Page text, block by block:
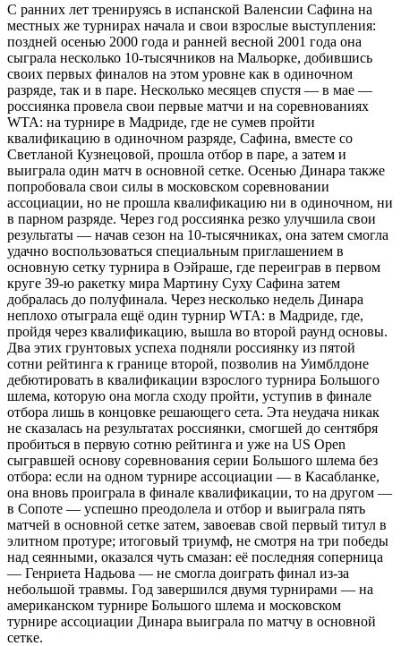
С ранних лет тренируясь в испанской Валенсии Сафина на
местных же турнирах начала и свои взрослые выступления:
поздней осенью 2000 года и ранней весной 2001 года она
сыграла несколько 10-тысячников на Мальорке, добившись
своих первых финалов на этом уровне как в одиночном
разряде, так и в паре. Несколько месяцев спустя — в мае —
россиянка провела свои первые матчи и на соревнованиях
WTA: на турнире в Мадриде, где не сумев пройти
квалификацию в одиночном разряде, Сафина, вместе со
Светланой Кузнецовой, прошла отбор в паре, а затем и
выиграла один матч в основной сетке. Осенью Динара также
попробовала свои силы в московском соревновании
ассоциации, но не прошла квалификацию ни в одиночном, ни
в парном разряде. Через год россиянка резко улучшила свои
результаты — начав сезон на 10-тысячниках, она затем смогла
удачно воспользоваться специальным приглашением в
основную сетку турнира в Оэйраше, где переиграв в первом
круге 39-ю ракетку мира Мартину Суху Сафина затем
добралась до полуфинала. Через несколько недель Динара
неплохо отыграла ещё один турнир WTA: в Мадриде, где,
пройдя через квалификацию, вышла во второй раунд основы.
Два этих грунтовых успеха подняли россиянку из пятой
сотни рейтинга к границе второй, позволив на Уимблдоне
дебютировать в квалификации взрослого турнира Большого
шлема, которую она могла сходу пройти, уступив в финале
отбора лишь в концовке решающего сета. Эта неудача никак
не сказалась на результатах россиянки, смогшей до сентября
пробиться в первую сотню рейтинга и уже на US Open
сыгравшей основу соревнования серии Большого шлема без
отбора: если на одном турнире ассоциации — в Касабланке,
она вновь проиграла в финале квалификации, то на другом —
в Сопоте — успешно преодолела и отбор и выиграла пять
матчей в основной сетке затем, завоевав свой первый титул в
элитном протуре; итоговый триумф, не смотря на три победы
над сеянными, оказался чуть смазан: её последняя соперница
— Генриета Надьова — не смогла доиграть финал из-за
небольшой травмы. Год завершился двумя турнирами — на
американском турнире Большого шлема и московском
турнире ассоциации Динара выиграла по матчу в основной
сетке.